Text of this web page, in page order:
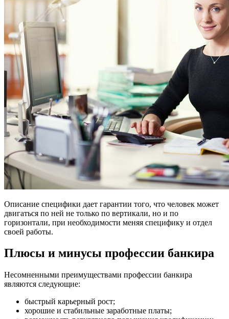
Описание специфики дает гарантии того, что человек может
двигаться по ней не только по вертикали, но и по
горизонтали, при необходимости меняя специфику и отдел
своей работы.
Плюсы и минусы профессии банкира
Несомненными преимуществами профессии банкира
являются следующие:
быстрый карьерный рост;
хорошие и стабильные заработные платы;